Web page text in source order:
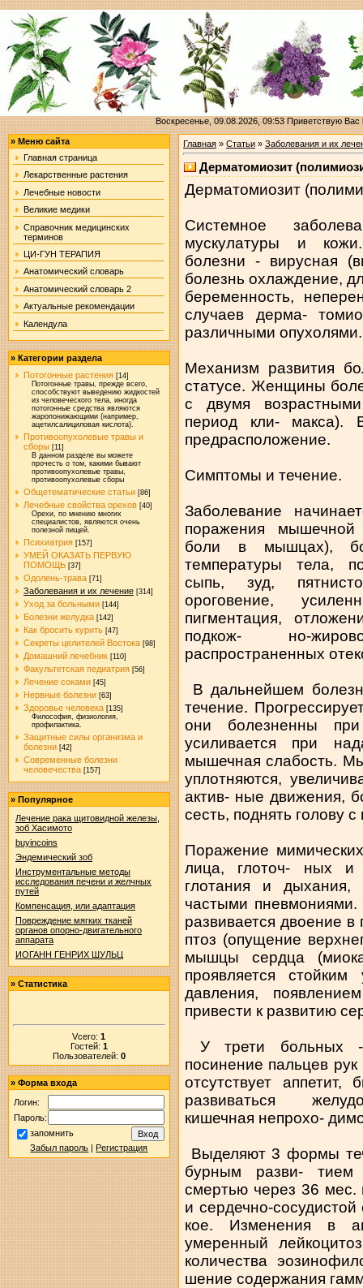
Воскресенье, 09.08.2026, 09:53Приветствую Вас
» Меню сайта
Главная страница
Лекарственные растения
Лечебные новости
Великие медики
Справочник медицинских
терминов
ЦИ-ГУН ТЕРАПИЯ
Анатомический словарь
Анатомический словарь 2
Актуальные рекомендации
Календула
» Категории раздела
Потогонные растения [14]
Потогонные травы, прежде всего,
способствуют выведению жидкостей
из человеческого тела, иногда
потогонные средства являются
жаропонижающими (например,
ацетилсалициловая кислота).
Противоопухолевые травы и
сборы [11]
В данном разделе вы можете
прочесть о том, какими бывают
противоопухолевые травы,
противоопухолевые сборы
Общетематические статьи [86]
Лечебные свойства орехов [40]
Орехи, по мнению многих
специалистов, являются очень
полезной пищей.
Психиатрия [157]
УМЕЙ ОКАЗАТЬ ПЕРВУЮ
ПОМОЩЬ [37]
Одолень-трава [71]
Заболевания и их лечение [314]
Уход за больными [144]
Болезни желудка [142]
Как бросить курить [47]
Секреты целителей Востока [98]
Домашний лечебник [110]
Факультетская педиатрия [56]
Лечение соками [45]
Нервные болезни [63]
Здоровье человека [135]
Философия, физиология,
профилактика.
Защитные силы организма и
болезни [42]
Современные болезни
человечества [157]
» Популярное
Лечение рака щитовидной железы,
зоб Хасимото
buyincoins
Эндемический зоб
Инструментальные методы
исследования печени и желчных
путей
Компенсация, или адаптация
Повреждение мягких тканей
органов опорно-двигательного
аппарата
ИОГАНН ГЕНРИХ ШУЛЬЦ
» Статистика
Vсего:1
Гостей: 1
Пользователей: 0
» Форма входа
Логин:
Пароль:
запомнить
Забыл пароль |Регистрация
Главная» Статьи» Заболевания и их
Дерматомиозит
Дерматомиозит
Системное
мускулатуры и
болезни - вирусная
болезнь охлаждение,
беременность,
случаев дерма-
различными опухолями.
Механизм развития
статусе. Женщины
с двумя
период кли- макса).
предрасположение.
Симптомы и течение.
Заболевание
поражения
боли в мышцах),
температуры тела,
сыпь, зуд,
ороговение,
пигментация,
подкож- но-
распространенных
В дальнейшем
течение.
они болезненны
усиливается при
мышечная слабость.
уплотняются,
актив- ные движения,
сесть, поднять голову
Поражение
лица, глоточ- ных и
глотания и
частыми
развивается двоение в
птоз (опущение
мышцы сердца
проявляется
давления,
привести к развитию
У трети больных -
посинение пальцев
отсутствует
развиваться
кишечная непрохо-
Выделяют 3 формы
бурным разви- тием
смертью через 36 мес.
и сердечно-
кое. Изменения в
умеренный
количества
шение содержания